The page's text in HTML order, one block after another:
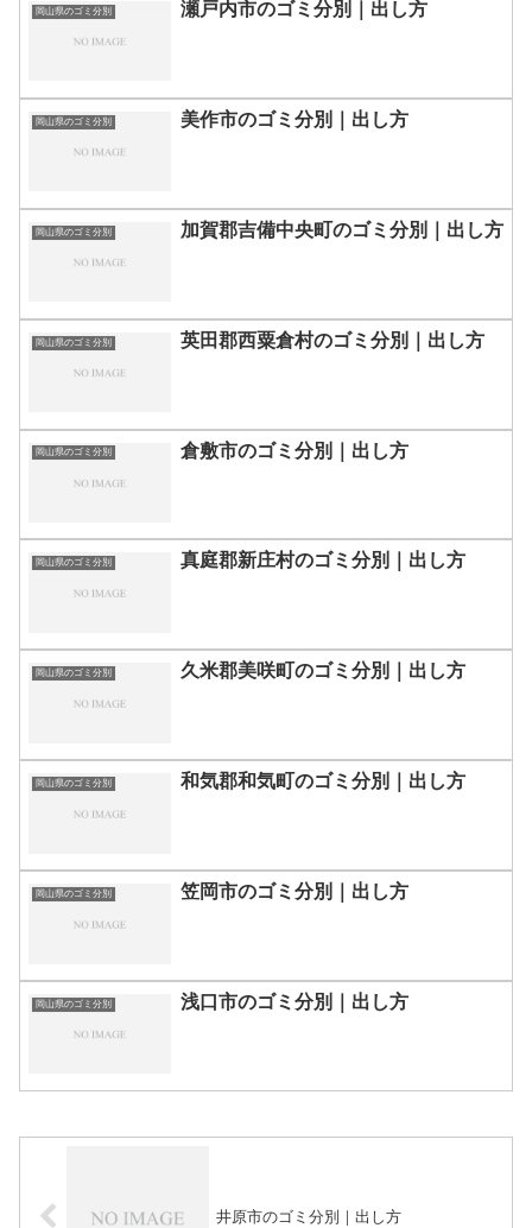
岡山県のゴミ分別 瀬戸内市のゴミ分別｜出し方
岡山県のゴミ分別 美作市のゴミ分別｜出し方
岡山県のゴミ分別 加賀郡吉備中央町のゴミ分別｜出し方
岡山県のゴミ分別 英田郡西粟倉村のゴミ分別｜出し方
岡山県のゴミ分別 倉敷市のゴミ分別｜出し方
岡山県のゴミ分別 真庭郡新庄村のゴミ分別｜出し方
岡山県のゴミ分別 久米郡美咲町のゴミ分別｜出し方
岡山県のゴミ分別 和気郡和気町のゴミ分別｜出し方
岡山県のゴミ分別 笠岡市のゴミ分別｜出し方
岡山県のゴミ分別 浅口市のゴミ分別｜出し方
井原市のゴミ分別｜出し方